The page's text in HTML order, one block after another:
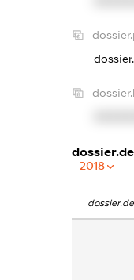
2018